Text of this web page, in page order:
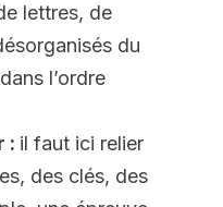
lettres, de
du
l’ordre
: il faut ici relier
des clés, des